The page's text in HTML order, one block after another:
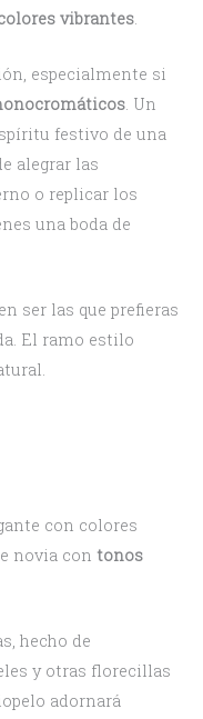
vibrantes
especialmente si
. Un
festivo de una
alegrar las
o replicar los
una boda de
ser las que prefieras
El ramo estilo
con colores
novia con tonos
hecho de
y otras florecillas
adornará